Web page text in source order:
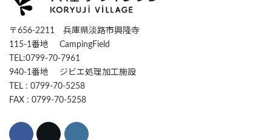
〒656-2211 兵庫県淡路市興隆寺
115-1番地 CampingField
TEL:0799-70-7961
940-1番地 ジビエ処理加工施設
TEL : 0799-70-5258
FAX : 0799-70-5258